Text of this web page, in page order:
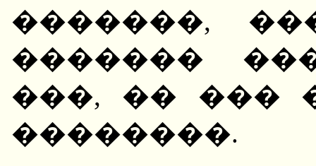
�������,
�������
���, �� ���
��������.